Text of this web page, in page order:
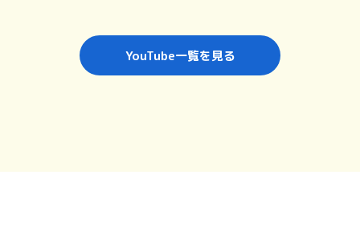
YouTube一覧を見る